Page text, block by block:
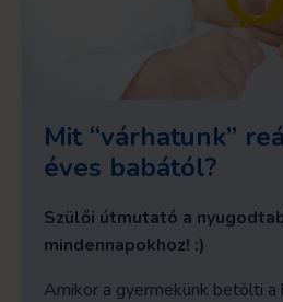
Mit “várhatunk”
éves babától?
Szülői útmutató a
mindennapokhoz! :)
Amikor a gyermekünk betölti a